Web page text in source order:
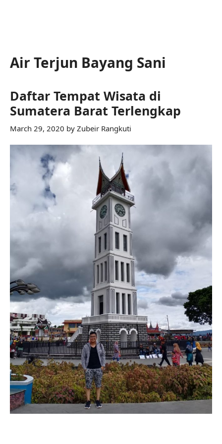
Air Terjun Bayang Sani
Daftar Tempat Wisata di
Sumatera Barat Terlengkap
March 29, 2020 by Zubeir Rangkuti